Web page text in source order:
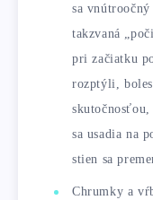
sa
takzvaná
pri začiatku
rozptýli,
sa usadia na
stien sa
Chrumky a